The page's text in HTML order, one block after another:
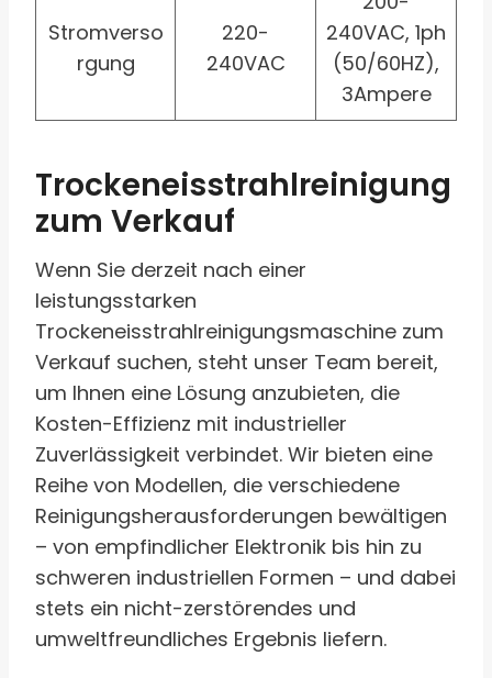
Stromverso
rgung
220-
240VAC
240VAC, 1ph
(50/60HZ),
3Ampere
Trockeneisstrahlreinigung
zum Verkauf
Wenn Sie derzeit nach einer
leistungsstarken
Trockeneisstrahlreinigungsmaschine zum
Verkauf suchen, steht unser Team bereit,
um Ihnen eine Lösung anzubieten, die
Kosten-Effizienz mit industrieller
Zuverlässigkeit verbindet. Wir bieten eine
Reihe von Modellen, die verschiedene
Reinigungsherausforderungen bewältigen
– von empfindlicher Elektronik bis hin zu
schweren industriellen Formen – und dabei
stets ein nicht-zerstörendes und
umweltfreundliches Ergebnis liefern.